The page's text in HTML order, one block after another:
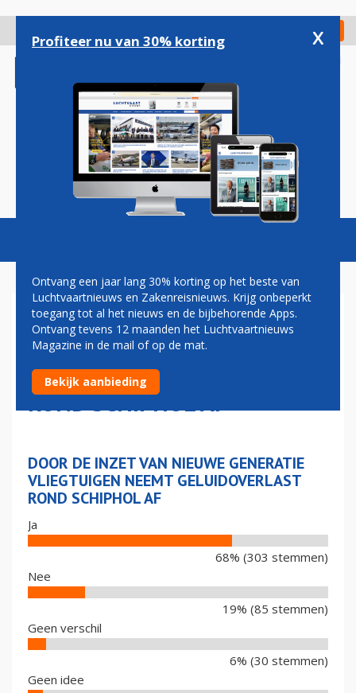
gaan
Check in
Magazine Podcasts Vacatures
DOOR DE INZET VAN NIEUWE
GENERATIE VLIEGTUIGEN
NEEMT GELUIDOVERLAST
ROND SCHIPHOL AF
DOOR DE INZET VAN NIEUWE GENERATIE
VLIEGTUIGEN NEEMT GELUIDOVERLAST
ROND SCHIPHOL AF
Ja
68% (303 stemmen)
Nee
19% (85 stemmen)
Geen verschil
6% (30 stemmen)
Geen idee
Profiteer nu van 30% korting x
Ontvang een jaar lang 30% korting op het beste van
Luchtvaartnieuws en Zakenreisnieuws. Krijg onbeperkt
toegang tot al het nieuws en de bijbehorende Apps.
Ontvang tevens 12 maanden het Luchtvaartnieuws
Magazine in de mail of op de mat.
Bekijk aanbieding